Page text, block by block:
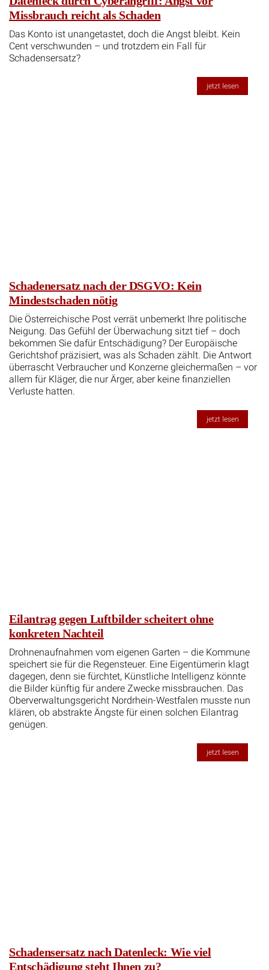
Missbrauch reicht als Schaden
Das Konto ist unangetastet, doch die Angst bleibt. Kein
Cent verschwunden – und trotzdem ein Fall für
Schadensersatz?
jetzt lesen
Schadenersatz nach der DSGVO: Kein
Mindestschaden nötig
Die Österreichische Post verrät unbemerkt Ihre politische
Neigung. Das Gefühl der Überwachung sitzt tief – doch
bekommen Sie dafür Entschädigung? Der Europäische
Gerichtshof präzisiert, was als Schaden zählt. Die Antwort
überrascht Verbraucher und Konzerne gleichermaßen – vor
allem für Kläger, die nur Ärger, aber keine finanziellen
Verluste hatten.
jetzt lesen
Eilantrag gegen Luftbilder scheitert ohne
konkreten Nachteil
Drohnenaufnahmen vom eigenen Garten – die Kommune
speichert sie für die Regensteuer. Eine Eigentümerin klagt
dagegen, denn sie fürchtet, Künstliche Intelligenz könnte
die Bilder künftig für andere Zwecke missbrauchen. Das
Oberverwaltungsgericht Nordrhein-Westfalen musste nun
klären, ob abstrakte Ängste für einen solchen Eilantrag
genügen.
jetzt lesen
Schadensersatz nach Datenleck: Wie viel
Entschädigung steht Ihnen zu?